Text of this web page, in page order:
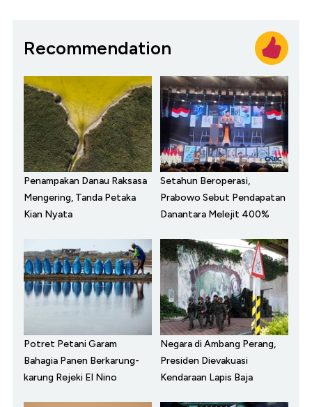
Recommendation
Penampakan Danau Raksasa
Mengering, Tanda Petaka
Kian Nyata
Setahun Beroperasi,
Prabowo Sebut Pendapatan
Danantara Melejit 400%
Potret Petani Garam
Bahagia Panen Berkarung-
karung Rejeki El Nino
Negara di Ambang Perang,
Presiden Dievakuasi
Kendaraan Lapis Baja